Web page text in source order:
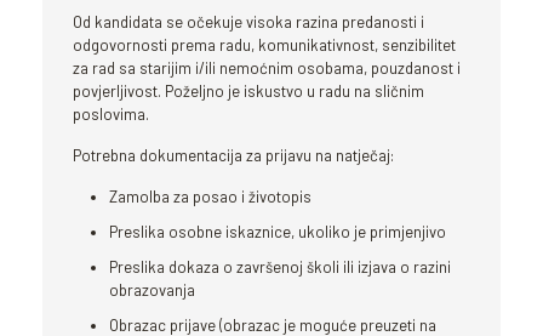
Od kandidata se očekuje visoka razina predanosti i
odgovornosti prema radu, komunikativnost, senzibilitet
za rad sa starijim i/ili nemoćnim osobama, pouzdanost i
povjerljivost. Poželjno je iskustvo u radu na sličnim
poslovima.
Potrebna dokumentacija za prijavu na natječaj:
Zamolba za posao i životopis
Preslika osobne iskaznice, ukoliko je primjenjivo
Preslika dokaza o završenoj školi ili izjava o razini
obrazovanja
Obrazac prijave (obrazac je moguće preuzeti na